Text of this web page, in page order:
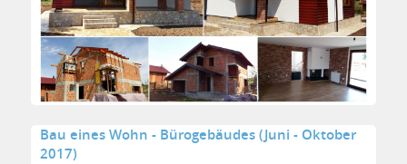
Bau eines Wohn - Bürogebäudes (Juni - Oktober
2017)